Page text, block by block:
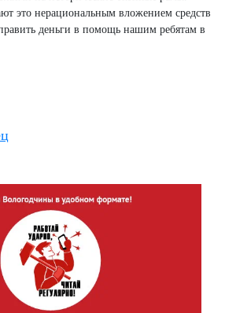
это нерациональным вложением средств
деньги в помощь нашим ребятам в